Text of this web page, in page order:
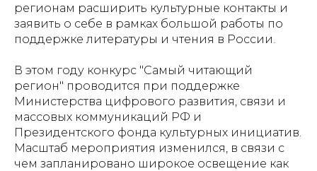
регионам расширить культурные контакты и
заявить о себе в рамках большой работы по
поддержке литературы и чтения в России.
В этом году конкурс "Самый читающий
регион" проводится при поддержке
Министерства цифрового развития, связи и
массовых коммуникаций РФ и
Президентского фонда культурных инициатив.
Масштаб мероприятия изменился, в связи с
чем запланировано широкое освещение как